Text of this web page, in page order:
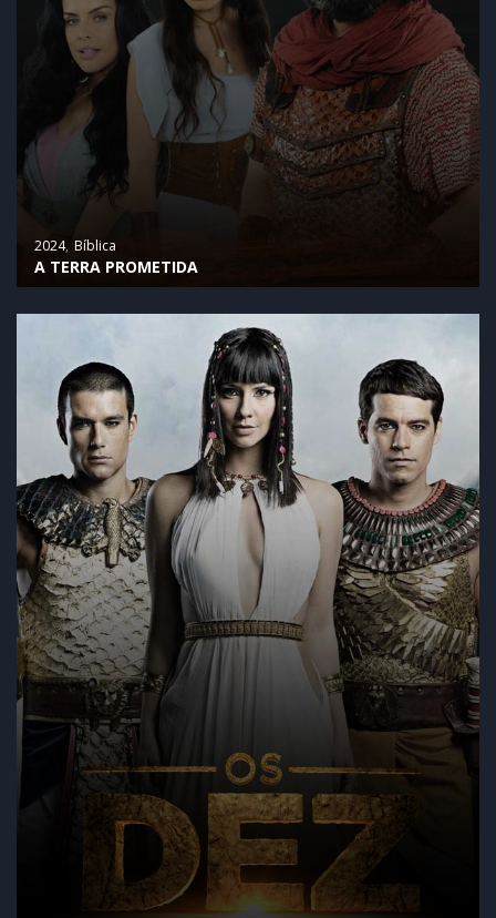
2024 Bíblica
A TERRA PROMETIDA